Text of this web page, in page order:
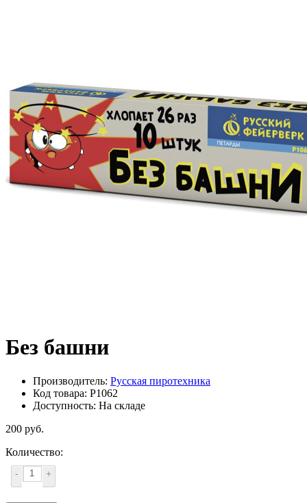
Без башни
Производитель: Русская пиротехника
Код товара: Р1062
Доступность: На складе
200 руб.
Количество:
- +